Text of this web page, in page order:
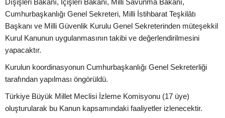
Dışişleri Bakanı, İçişleri Bakanı, Milli Savunma Bakanı,
Cumhurbaşkanlığı Genel Sekreteri, Milli İstihbarat Teşkilâtı
Başkanı ve Milli Güvenlik Kurulu Genel Sekreterinden müteşekkil
Kurul Kanunun uygulanmasının takibi ve değerlendirilmesini
yapacaktır.
Kurulun koordinasyonun Cumhurbaşkanlığı Genel Sekreterliği
tarafından yapılması öngörüldü.
Türkiye Büyük Millet Meclisi İzleme Komisyonu (17 üye)
oluşturularak bu Kanun kapsamındaki faaliyetler izlenecektir.